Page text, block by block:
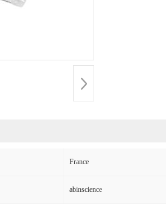
France
abinscience